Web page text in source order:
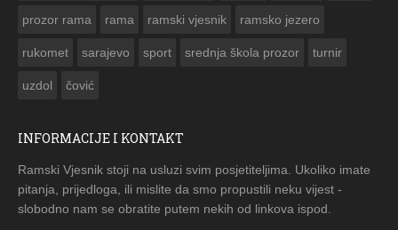
prozor rama rama ramski vjesnik ramsko jezero
rukomet sarajevo sport srednja škola prozor turnir
uzdol čović
INFORMACIJE I KONTAKT
Ramski Vjesnik stoji na usluzi svim posjetiteljima. Ukoliko imate
pitanja, prijedloga, ili mislite da smo propustili neku vijest -
slobodno nam se obratite putem nekih od linkova ispod.